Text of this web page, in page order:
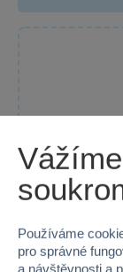
Používáme
pro správné